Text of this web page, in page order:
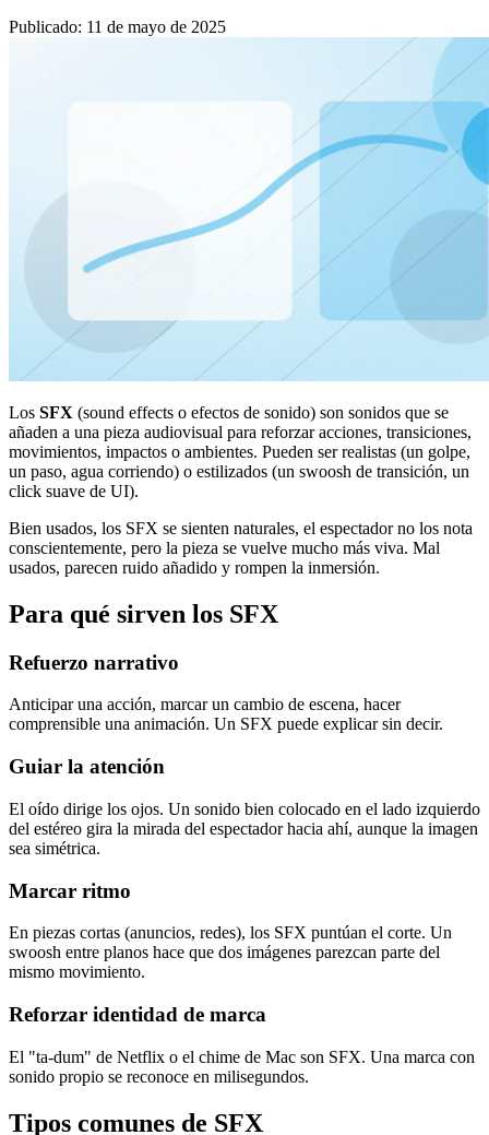
Publicado: 11 de mayo de 2025
Los SFX (sound effects o efectos de sonido) son sonidos que se
añaden a una pieza audiovisual para reforzar acciones, transiciones,
movimientos, impactos o ambientes. Pueden ser realistas (un golpe,
un paso, agua corriendo) o estilizados (un swoosh de transición, un
click suave de UI).
Bien usados, los SFX se sienten naturales, el espectador no los nota
conscientemente, pero la pieza se vuelve mucho más viva. Mal
usados, parecen ruido añadido y rompen la inmersión.
Para qué sirven los SFX
Refuerzo narrativo
Anticipar una acción, marcar un cambio de escena, hacer
comprensible una animación. Un SFX puede explicar sin decir.
Guiar la atención
El oído dirige los ojos. Un sonido bien colocado en el lado izquierdo
del estéreo gira la mirada del espectador hacia ahí, aunque la imagen
sea simétrica.
Marcar ritmo
En piezas cortas (anuncios, redes), los SFX puntúan el corte. Un
swoosh entre planos hace que dos imágenes parezcan parte del
mismo movimiento.
Reforzar identidad de marca
El "ta-dum" de Netflix o el chime de Mac son SFX. Una marca con
sonido propio se reconoce en milisegundos.
Tipos comunes de SFX